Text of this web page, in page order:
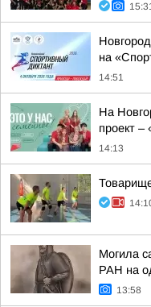
на
14:51
На
проект –
14:13
Могила
РАН на
13:58